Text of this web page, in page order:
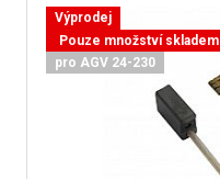
Výprodej
Pouze množství skladem
pro AGV 24-230